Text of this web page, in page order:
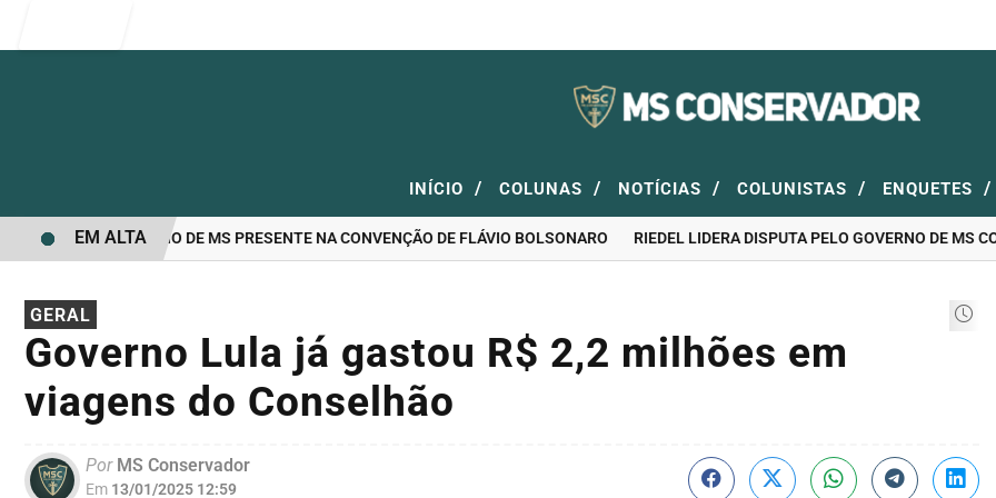
INÍCIO / COLUNAS / NOTÍCIAS / COLUNISTAS / ENQUETES /
A GOVERNO DE MS PRESENTE NA CONVENÇÃO DE FLÁVIO BOLSONARO RIEDEL LIDERA DISPUTA PELO GOVERNO DE MS COM
EM ALTA
GERAL
Governo Lula já gastou R$ 2,2 milhões em
viagens do Conselhão
PorMS Conservador
Em 13/01/2025 12:59